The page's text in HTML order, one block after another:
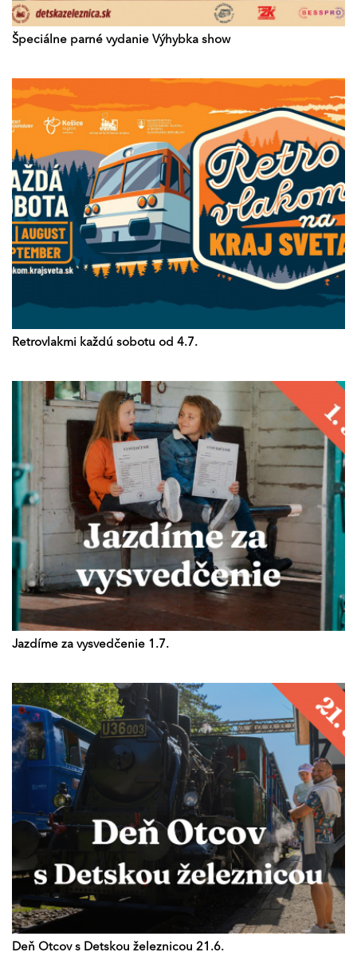
Špeciálne parné vydanie Výhybka show
Retrovlakmi každú sobotu od 4.7.
Jazdíme za vysvedčenie 1.7.
Deň Otcov s Detskou železnicou 21.6.